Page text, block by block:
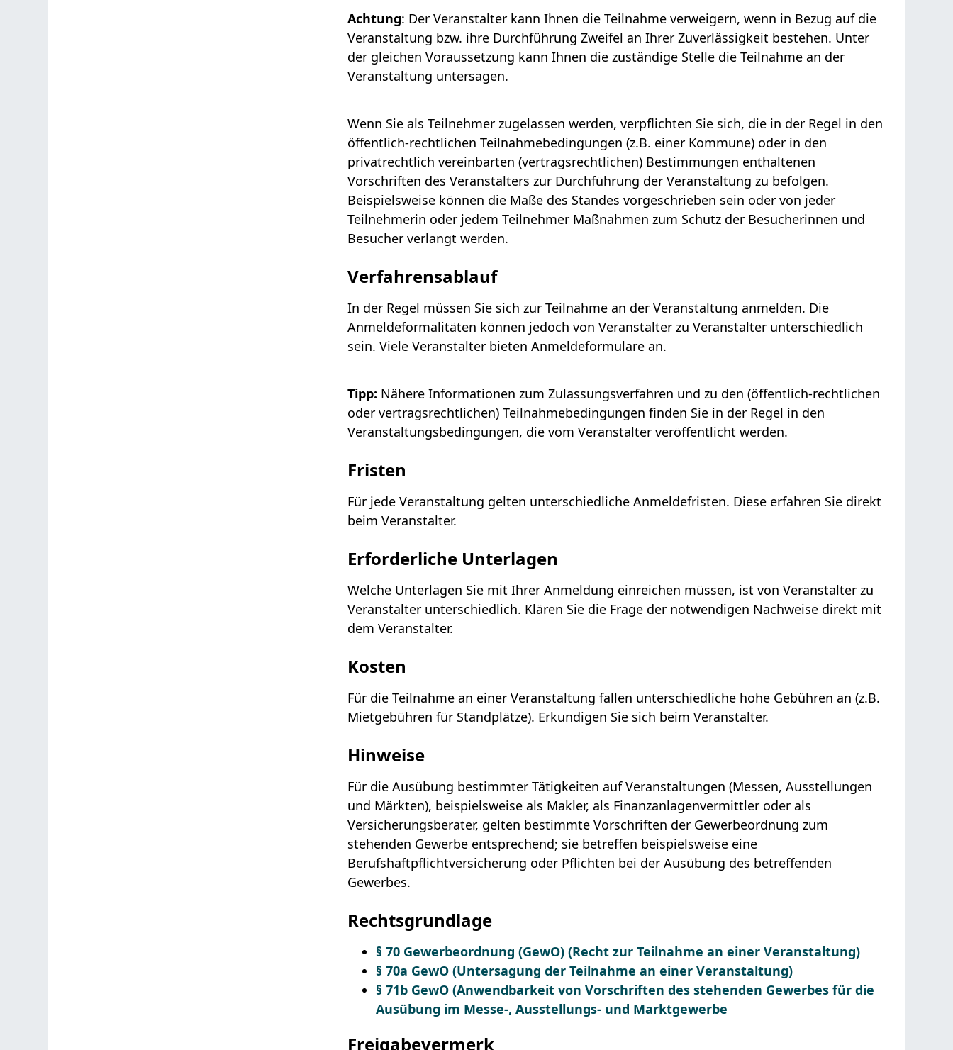
Achtung: Der Veranstalter kann Ihnen die Teilnahme verweigern, wenn in Bezug auf die
Veranstaltung bzw. ihre Durchführung Zweifel an Ihrer Zuverlässigkeit bestehen. Unter
der gleichen Voraussetzung kann Ihnen die zuständige Stelle die Teilnahme an der
Veranstaltung untersagen.
Wenn Sie als Teilnehmer zugelassen werden, verpflichten Sie sich, die in der Regel in den
öffentlich-rechtlichen Teilnahmebedingungen (z.B. einer Kommune) oder in den
privatrechtlich vereinbarten (vertragsrechtlichen) Bestimmungen enthaltenen
Vorschriften des Veranstalters zur Durchführung der Veranstaltung zu befolgen.
Beispielsweise können die Maße des Standes vorgeschrieben sein oder von jeder
Teilnehmerin oder jedem Teilnehmer Maßnahmen zum Schutz der Besucherinnen und
Besucher verlangt werden.
Verfahrensablauf
In der Regel müssen Sie sich zur Teilnahme an der Veranstaltung anmelden. Die
Anmeldeformalitäten können jedoch von Veranstalter zu Veranstalter unterschiedlich
sein. Viele Veranstalter bieten Anmeldeformulare an.
Tipp: Nähere Informationen zum Zulassungsverfahren und zu den (öffentlich-rechtlichen
oder vertragsrechtlichen) Teilnahmebedingungen finden Sie in der Regel in den
Veranstaltungsbedingungen, die vom Veranstalter veröffentlicht werden.
Fristen
Für jede Veranstaltung gelten unterschiedliche Anmeldefristen. Diese erfahren Sie direkt
beim Veranstalter.
Erforderliche Unterlagen
Welche Unterlagen Sie mit Ihrer Anmeldung einreichen müssen, ist von Veranstalter zu
Veranstalter unterschiedlich. Klären Sie die Frage der notwendigen Nachweise direkt mit
dem Veranstalter.
Kosten
Für die Teilnahme an einer Veranstaltung fallen unterschiedliche hohe Gebühren an (z.B.
Mietgebühren für Standplätze). Erkundigen Sie sich beim Veranstalter.
Hinweise
Für die Ausübung bestimmter Tätigkeiten auf Veranstaltungen (Messen, Ausstellungen
und Märkten), beispielsweise als Makler, als Finanzanlagenvermittler oder als
Versicherungsberater, gelten bestimmte Vorschriften der Gewerbeordnung zum
stehenden Gewerbe entsprechend; sie betreffen beispielsweise eine
Berufshaftpflichtversicherung oder Pflichten bei der Ausübung des betreffenden
Gewerbes.
Rechtsgrundlage
§ 70 Gewerbeordnung (GewO) (Recht zur Teilnahme an einer Veranstaltung)
§ 70a GewO (Untersagung der Teilnahme an einer Veranstaltung)
§ 71b GewO (Anwendbarkeit von Vorschriften des stehenden Gewerbes für die
Ausübung im Messe-, Ausstellungs- und Marktgewerbe
Freigabevermerk